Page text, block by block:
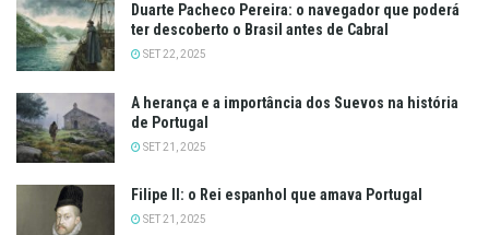
Duarte Pacheco Pereira: o navegador que poderá
ter descoberto o Brasil antes de Cabral
SET 22, 2025
A herança e a importância dos Suevos na história
de Portugal
SET 21, 2025
Filipe II: o Rei espanhol que amava Portugal
SET 21, 2025